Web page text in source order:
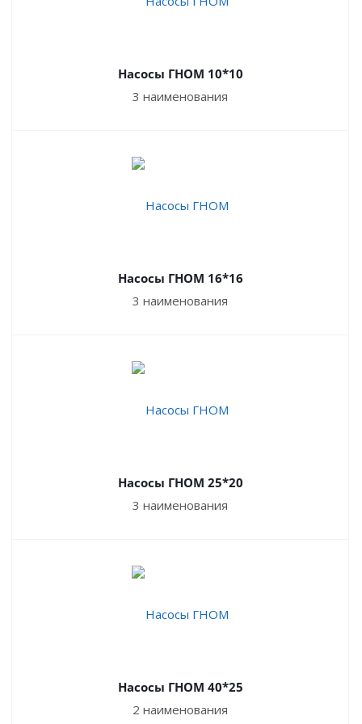
Насосы ГНОМ 10*10
3 наименования
Насосы ГНОМ 16*16
3 наименования
Насосы ГНОМ 25*20
3 наименования
Насосы ГНОМ 40*25
2 наименования